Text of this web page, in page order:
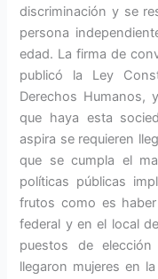
discriminación y se
persona
edad. La firma de
publicó la Ley
Derechos Humanos,
que haya esta
aspira se requieren
que se cumpla el
políticas públicas
frutos como es
federal y en el local
puestos de
llegaron mujeres en